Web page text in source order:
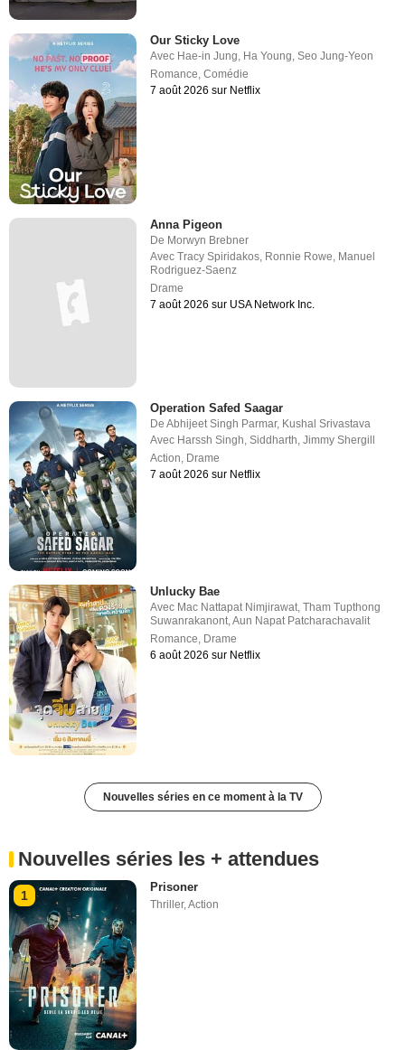
Our Sticky Love
Avec Hae-in Jung, Ha Young,Seo Jung-Yeon
Romance,Comédie
7 août 2026 sur Netflix
Anna Pigeon
De Morwyn Brebner
AvecTracy Spiridakos Ronnie Rowe Manuel
Rodriguez-Saenz
Drame
7 août 2026 sur USA Network Inc.
Operation Safed Saagar
DeAbhijeet Singh Parmar, Kushal Srivastava
Avec Harssh Singh,Siddharth,Jimmy Shergill
Action, Drame
7 août 2026 sur Netflix
Unlucky Bae
Avec Mac Nattapat Nimjirawat,Tham Tupthong
Suwanrakanont,Aun Napat Patcharachavalit
Romance, Drame
6 août 2026 sur Netflix
Nouvelles séries en ce moment à la TV
Nouvelles séries les + attendues
1
Prisoner
Thriller,Action